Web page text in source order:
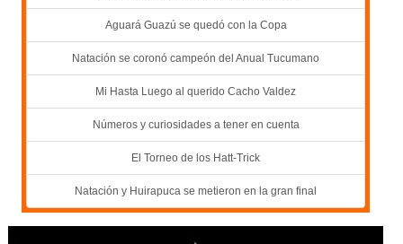
Aguará Guazú se quedó con la Copa
Natación se coronó campeón del Anual Tucumano
Mi Hasta Luego al querido Cacho Valdez
Números y curiosidades a tener en cuenta
El Torneo de los Hatt-Trick
Natación y Huirapuca se metieron en la gran final